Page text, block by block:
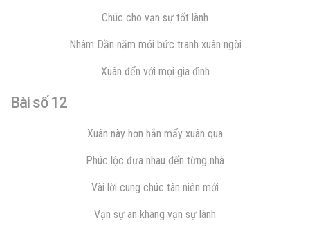
Chúc cho vạn sự tốt lành
Nhâm Dần năm mới bức tranh xuân ngời
Xuân đến với mọi gia đình
Bài số 12
Xuân này hơn hẳn mấy xuân qua
Phúc lộc đưa nhau đến từng nhà
Vài lời cung chúc tân niên mới
Vạn sự an khang vạn sự lành